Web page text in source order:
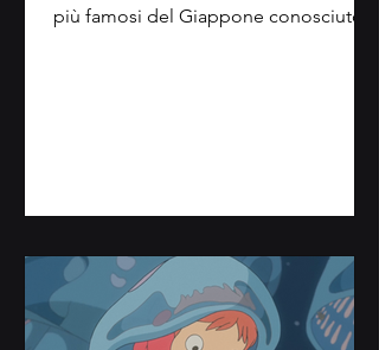
più famosi del Giappone conosciuto